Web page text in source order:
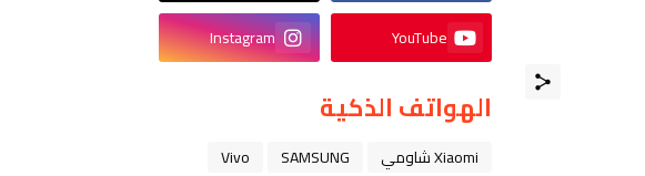
YouTube
Instagram
الهواتف الذكية
Xiaomi شاومي SAMSUNG
Vivo